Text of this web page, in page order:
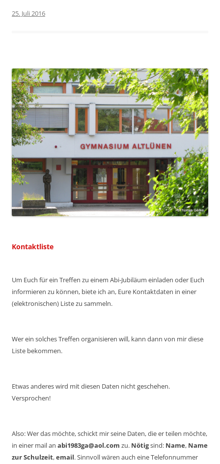
25. Juli 2016
Kontaktliste
Um Euch für ein Treffen zu einem Abi-Jubiläum einladen oder Euch
informieren zu können, biete ich an, Eure Kontaktdaten in einer
(elektronischen) Liste zu sammeln.
Wer ein solches Treffen organisieren will, kann dann von mir diese
Liste bekommen.
Etwas anderes wird mit diesen Daten nicht geschehen.
Versprochen!
Also: Wer das möchte, schickt mir seine Daten, die er teilen möchte,
in einer mail an abi1983ga@aol.com zu. Nötigsind: Name, Name
zur Schulzeit,email. Sinnvoll wären auch eine Telefonnummer